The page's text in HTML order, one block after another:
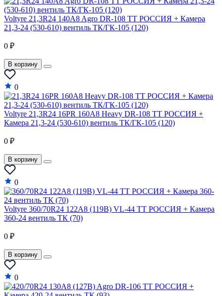
Voltyre 21,3R24 140A8 Agro DR-108 TT РОССИЯ + Камера
21,3-24 (530-610) вентиль ТК/ГК-105 (120)
0 ₽
В корзину
0
Voltyre 21,3R24 16PR 160A8 Heavy DR-108 TT РОССИЯ +
Камера 21,3-24 (530-610) вентиль ТК/ГК-105 (120)
0 ₽
В корзину
0
Voltyre 360/70R24 122A8 (119B) VL-44 TT РОССИЯ + Камера
360-24 вентиль ТК (70)
0 ₽
В корзину
0